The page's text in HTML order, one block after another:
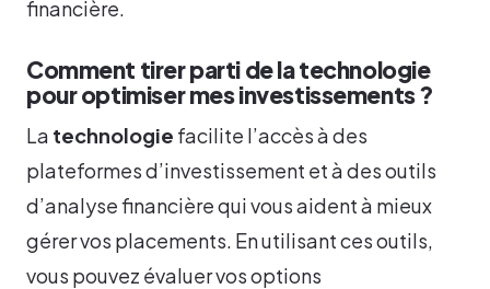
financière.
Comment tirer parti de la technologie
pour optimiser mes investissements ?
La technologie facilite l’accès à des
plateformes d’investissement et à des outils
d’analyse financière qui vous aident à mieux
gérer vos placements. En utilisant ces outils,
vous pouvez évaluer vos options